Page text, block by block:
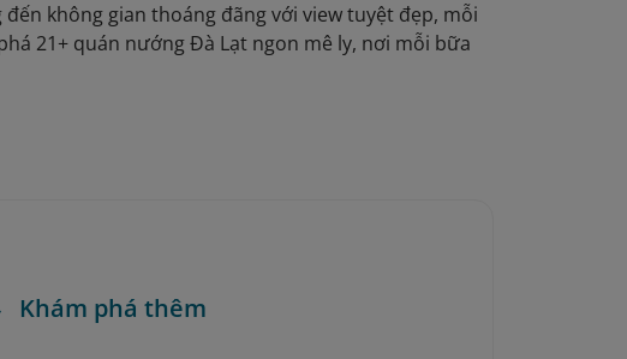
không gian thoáng đãng với view tuyệt đẹp, mỗi
21+ quán nướng Đà Lạt ngon mê ly, nơi mỗi bữa
Khám phá thêm